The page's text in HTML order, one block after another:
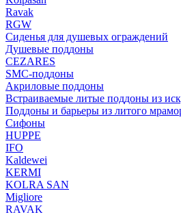
Ravak
RGW
Сиденья для душевых ограждений
Душевые поддоны
CEZARES
SMC-поддоны
Акриловые поддоны
Встраиваемые литые поддоны из
Поддоны и барьеры из литого
Сифоны
HUPPE
IFO
Kaldewei
KERMI
KOLRA SAN
Migliore
RAVAK